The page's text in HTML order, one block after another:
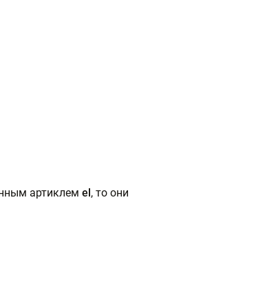
артиклем el, то они